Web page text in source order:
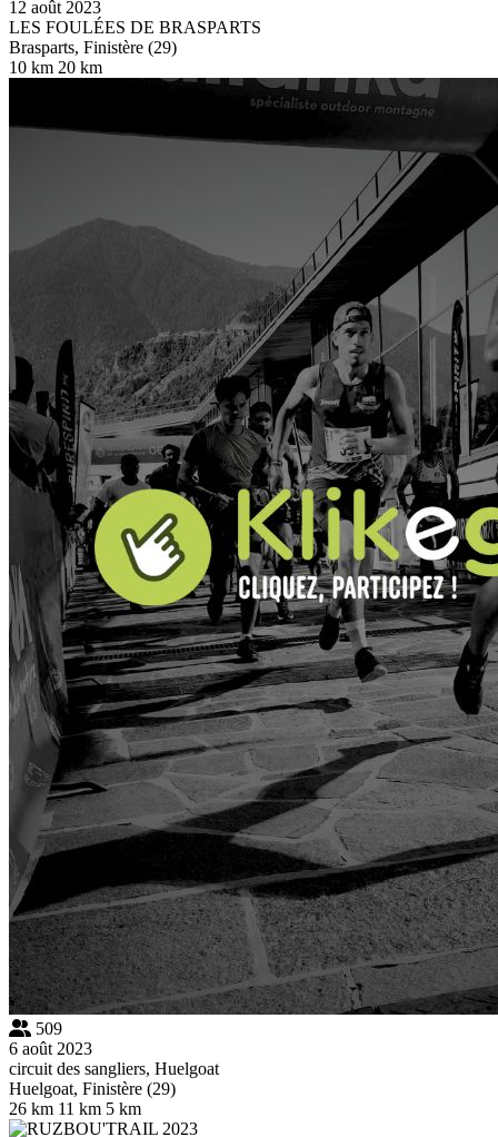
12 août 2023
LES FOULÉES DE BRASPARTS
Brasparts, Finistère (29)
10 km 20 km
509
6 août 2023
circuit des sangliers, Huelgoat
Huelgoat, Finistère (29)
26 km 11 km 5 km